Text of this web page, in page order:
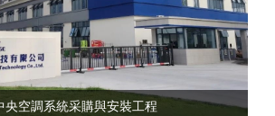
央空調系統采購與安裝工程